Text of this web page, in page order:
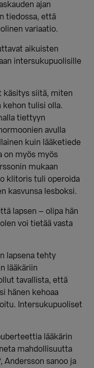
ajan
tiedossa, että
variaatio.
aikuisten
intersukupuolisille
käsitys siitä, miten
kehon tulisi olla.
tiettyyn
avulla
kuin lääketiede
on myös myös
mukaan
klitoris tuli operoida
kasvunsa lesboksi.
lapsen – olipa hän
voi tietää vasta
lapsena tehty
lääkäriin
tavallista, että
hänen kehoaa
Intersukupuoliset
lääkärin
mahdollisuutta
Andersson sanoo ja